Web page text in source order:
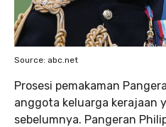
Source: abc.net
Prosesi pemakaman
anggota keluarga kerajaan
sebelumnya. Pangeran